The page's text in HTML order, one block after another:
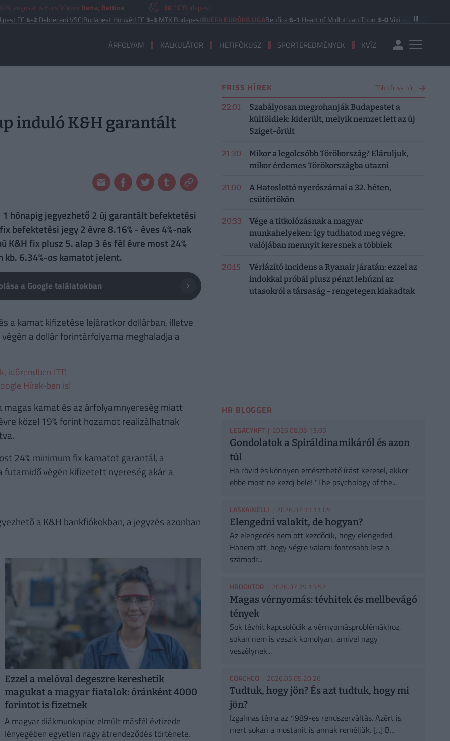
augusztus 6. csütörtök Berta, Bettina 30 °C Budapest
4-2Debreceni VSC|Budapest Honvéd FC3-3MTK Budapest UEFA EURÓPA LIGABenfica6-1Heart of Midlothian|Thun3-0Vikingur Reykjavik|
ÁRFOLYAM KALKULÁTOR HETIFÓKUSZ SPORTEREDMÉNYEK KVÍZ
induló K&H garantált
hónapig jegyezhető 2 új garantált befektetési
befektetési jegy 2 évre 8.16% - éves 4%-nak
fix plusz 5. alap 3 és fél évre most 24%
6.34%-os kamatot jelent.
a Google találatokban
a kamat kifizetése lejáratkor dollárban, illetve
a dollár forintárfolyama meghaladja a
időrendben ITT!
Hírek-ben is!
kamat és az árfolyamnyereség miatt
közel 19% forint hozamot realizálhatnak
24% minimum fix kamatot garantál, a
végén kifizetett nyereség akár a
a K&H bankfiókokban, a jegyzés azonban
Ezzel a melóval degeszre kereshetik
magukat a magyar fiatalok: óránként 4000
forintot is fizetnek
A magyar diákmunkapiac elmúlt másfél évtizede
lényegében egyetlen nagy átrendeződés története.
FRISS HÍREK Több friss hír
22:01
Szabályosan megrohanják Budapestet a
külföldiek: kiderült, melyik nemzet lett az új
Sziget-őrült
21:30
Mikor a legolcsóbb Törökország? Eláruljuk,
mikor érdemes Törökországba utazni
21:00
A Hatoslottó nyerőszámai a 32. héten,
csütörtökön
20:33
Vége a titkolózásnak a magyar
munkahelyeken: így tudhatod meg végre,
valójában mennyit keresnek a többiek
20:15
Vérlázító incidens a Ryanair járatán: ezzel az
indokkal próbál plusz pénzt lehúzni az
utasokról a társaság - rengetegen kiakadtak
HR BLOGGER
LEGACYKFT| 2026.08.03 13:05
Gondolatok a Spiráldinamikáról és azon
túl
Ha rövid és könnyen emészthető írást keresel, akkor
ebbe most ne kezdj bele! "The psychology of the...
LASKAINELLI | 2026.07.31 11:05
Elengedni valakit, de hogyan?
Az elengedés nem ott kezdődik, hogy elengeded.
Hanem ott, hogy végre valami fontosabb lesz a
számodr...
HRDOKTOR | 2026.07.29 13:52
Magas vérnyomás: tévhitek és mellbevágó
tények
Sok tévhit kapcsolódik a vérnyomásproblémákhoz,
sokan nem is veszik komolyan, amivel nagy
veszélynek...
COACHCO | 2026.05.05 20:26
Tudtuk, hogy jön? És azt tudtuk, hogy mi
jön?
Izgalmas téma az 1989-es rendszerváltás. Azért is,
mert sokan a mostanit is annak reméljük. [...] B...